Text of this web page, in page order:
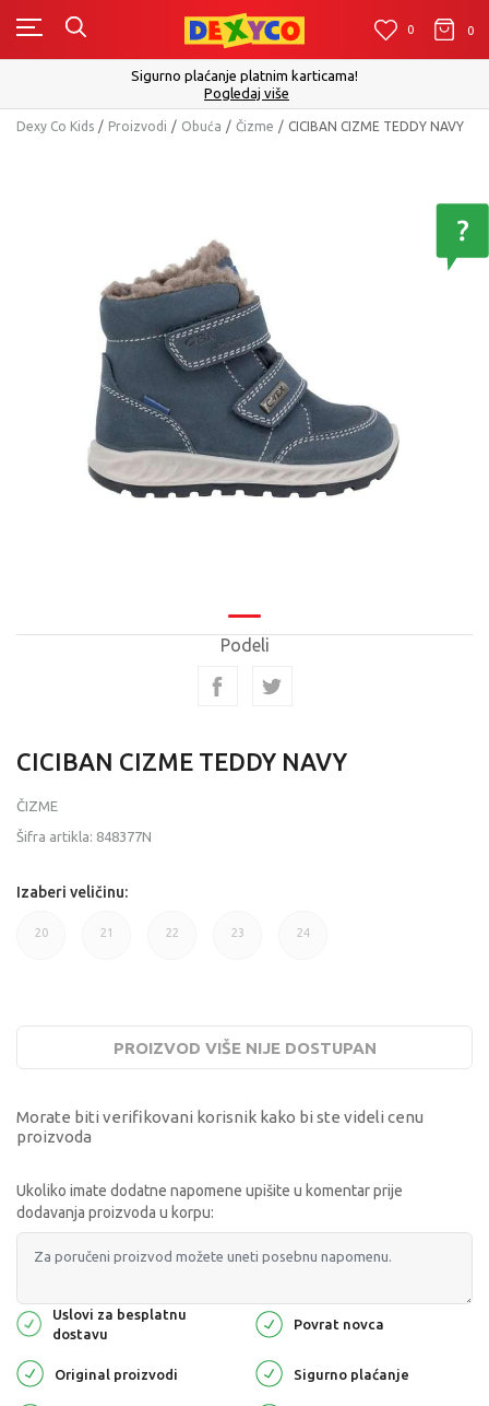
0 0
Click&Collect - Platite karticom Online i preuzmite u
izboru
Dexy Co Kids Proizvodi Obuća Čizme CICIBAN CIZME TEDDY NAVY
Podeli
CICIBAN CIZME TEDDY NAVY
ČIZME
Šifra artikla: 848377N
Izaberi veličinu:
20 21 22 23 24
PROIZVOD VIŠE NIJE DOSTUPAN
Morate biti verifikovani korisnik kako bi ste videli cenu
proizvoda
Ukoliko imate dodatne napomene upišite u komentar prije
dodavanja proizvoda u korpu:
Uslovi za besplatnu
dostavu
Povrat novca
Original proizvodi Sigurno plaćanje